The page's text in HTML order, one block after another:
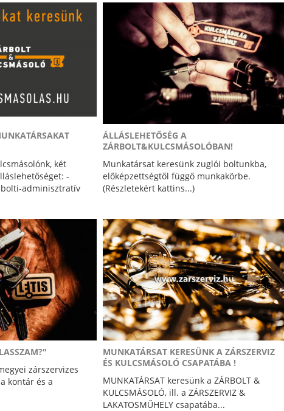
két
-
adminisztratív
ÁLLÁSLEHETŐSÉG A
ZÁRBOLT&KULCSMÁSOLÓBAN!
Munkatársat keresünk zuglói boltunkba,
előképzettségtől függő munkakörbe.
(Részletekért kattins...)
zárszervizes
kontár és a
MUNKATÁRSAT KERESÜNK A ZÁRSZERVIZ
ÉS KULCSMÁSOLÓ CSAPATÁBA !
MUNKATÁRSAT keresünk a ZÁRBOLT &
KULCSMÁSOLÓ, ill. a ZÁRSZERVIZ &
LAKATOSMŰHELY csapatába...